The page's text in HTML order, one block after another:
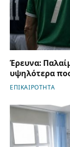
Έρευνα:
υψηλότερα
ΕΠΙΚΑΙΡΟΤΗΤΑ